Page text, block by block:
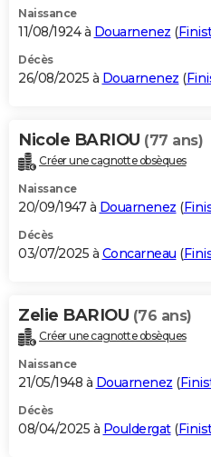
Dictionnaire
Biographies
Citations
Expressions
Proverbes
PROGRAMME TV
S'inscrire
Se connecter
Lycées
Collèges
Primaires
Universités
Entreprises
Service militaire
Avis de recherche
AVIS DE DÉCÈS
Bricolage
Lifestyle
Culture
Sport
Auto
Television
Voyage
Cinema
Naissance
11/08/1924 à Douarnenez (
Décès
26/08/2025 à Douarnenez (
Nicole BARIOU (77 ans)
Créer une cagnotte obsèques
Naissance
20/09/1947 à Douarnenez (
Décès
03/07/2025 à Concarneau (
Zelie BARIOU (76 ans)
Créer une cagnotte obsèques
Naissance
21/05/1948 à Douarnenez (
Décès
08/04/2025 à Pouldergat(